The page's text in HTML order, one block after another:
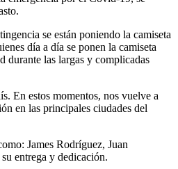
se están poniendo la camiseta
día a día se ponen la camiseta
durante las largas y complicadas
En estos momentos, nos vuelve a
en las principales ciudades del
James Rodríguez, Juan
entrega y dedicación.